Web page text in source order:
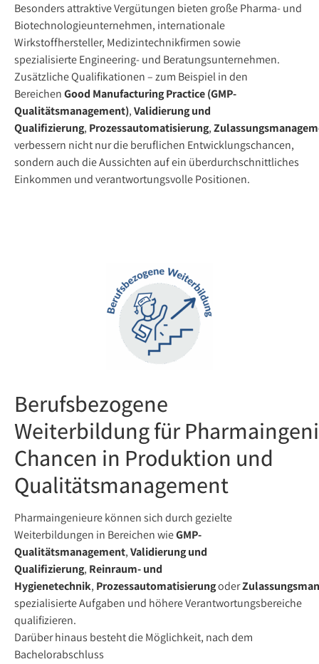
Besonders attraktive Vergütungen bieten große Pharma- und
Biotechnologieunternehmen, internationale
Wirkstoffhersteller, Medizintechnikfirmen sowie
spezialisierte Engineering- und Beratungsunternehmen.
Zusätzliche Qualifikationen – zum Beispiel in den
BereichenGood Manufacturing Practice (GMP-
Qualitätsmanagement),Validierung und
Qualifizierung, Prozessautomatisierung,
verbessern nicht nur die beruflichen Entwicklungschancen,
sondern auch die Aussichten auf ein überdurchschnittliches
Einkommen und verantwortungsvolle Positionen.
Berufsbezogene
Weiterbildung für
Chancen in Produktion und
Qualitätsmanagement
Pharmaingenieure können sich durch gezielte
Weiterbildungen in Bereichen wieGMP-
Qualitätsmanagement,Validierung und
Qualifizierung, Reinraum- und
Hygienetechnik, Prozessautomatisierungoder
spezialisierte Aufgaben und höhere Verantwortungsbereiche
qualifizieren.
Darüber hinaus besteht die Möglichkeit, nach dem
Bachelorabschluss